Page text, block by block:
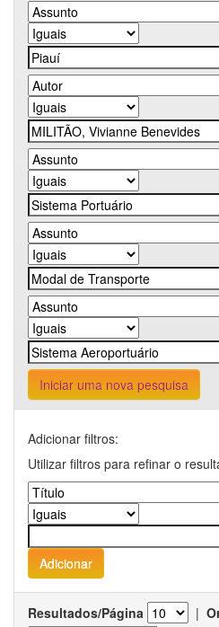
Iniciar uma nova pesquisa
Adicionar filtros:
Utilizar filtros para refinar o
Resultados/Página |